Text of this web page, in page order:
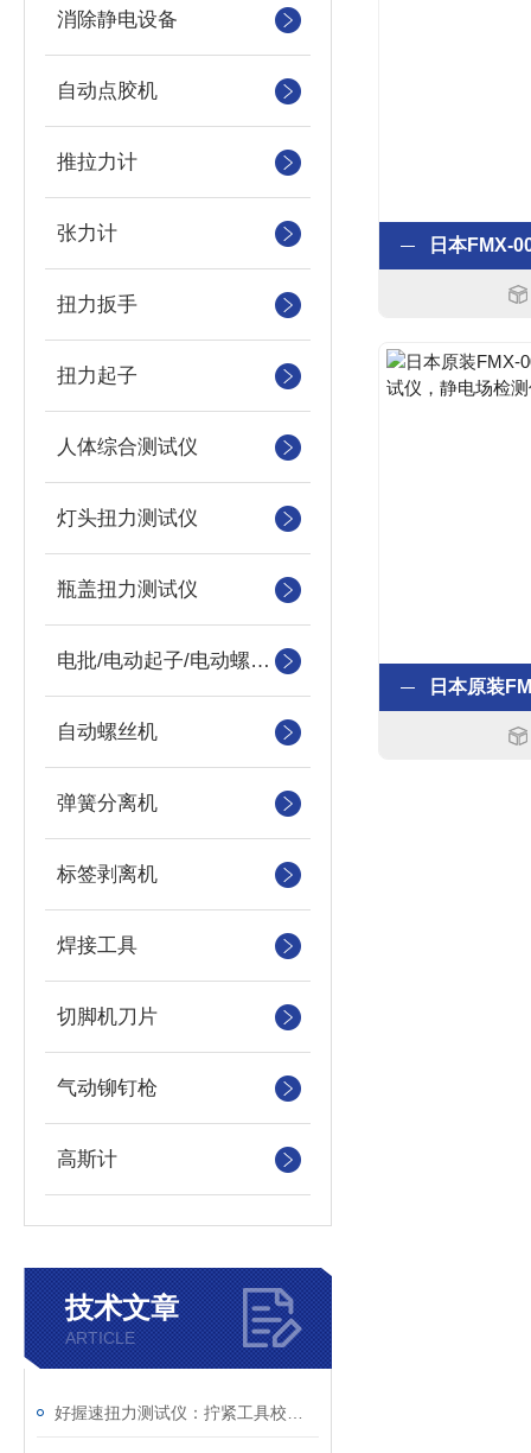
消除静电设备
自动点胶机
推拉力计
张力计
扭力扳手
扭力起子
人体综合测试仪
灯头扭力测试仪
瓶盖扭力测试仪
电批/电动起子/电动螺丝刀
自动螺丝机
弹簧分离机
标签剥离机
焊接工具
切脚机刀片
气动铆钉枪
高斯计
技术文章
ARTICLE